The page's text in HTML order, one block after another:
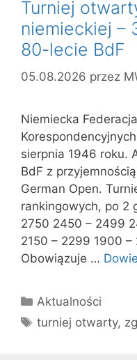
Turniej
niemieckiej –
80-lecie BdF
05.08.2026 przez
Niemiecka
sierpnia 1946 roku.
BdF z
German Open.
rankingowych, po 2
2750 2450 – 2499
2150 – 2299 1900
Obowiązuje …
Kategorie
Aktualności
Tagi
turniej otwarty,